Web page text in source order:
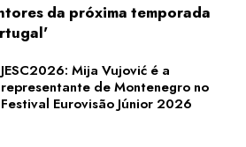
da próxima temporada
JESC2026: Mija Vujović é a
representante de Montenegro no
Festival Eurovisão Júnior 2026